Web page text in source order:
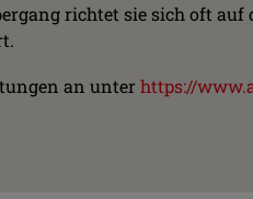
richtet sie sich oft
an unter https://